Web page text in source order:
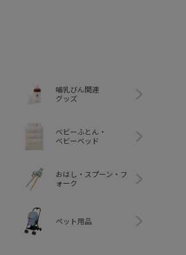
哺乳びん関連
グッズ
ベビーふとん・
ベビーベッド
おはし・スプーン・フ
ォーク
ペット用品